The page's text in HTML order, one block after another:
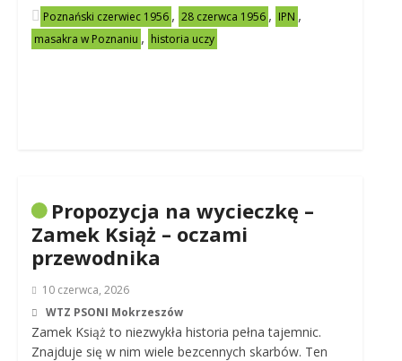
Poznański czerwiec 1956 , 28 czerwca 1956 , IPN ,
masakra w Poznaniu , historia uczy
Propozycja na wycieczkę –
Zamek Książ – oczami
przewodnika
10 czerwca, 2026
WTZ PSONI Mokrzeszów
Zamek Książ to niezwykła historia pełna tajemnic.
Znajduje się w nim wiele bezcennych skarbów. Ten